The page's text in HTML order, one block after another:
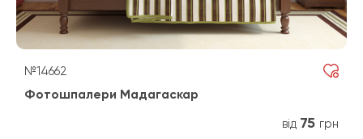
№14662
Фотошпалери Мадагаскар
від 75 грн